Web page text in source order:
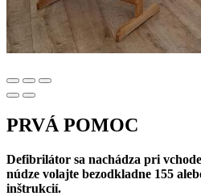
PRVÁ POMOC
Defibrilátor sa nachádza pri
núdze volajte bezodkladne 155
inštrukcií.